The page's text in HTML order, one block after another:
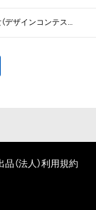
損害がいかなる
ないものとし
天女（デザインコンテスト受賞作品）
（法人）利用規約